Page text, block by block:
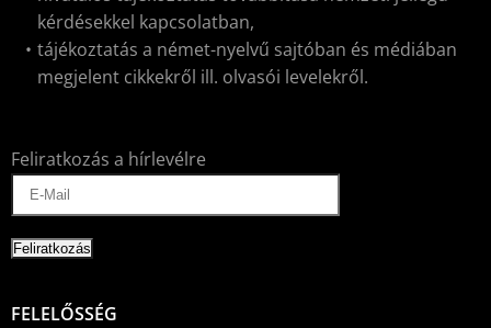
kérdésekkel kapcsolatban,
tájékoztatás a német-nyelvű sajtóban és médiában
megjelent cikkekről ill. olvasói levelekről.
Feliratkozás a hírlevélre
FELELŐSSÉG